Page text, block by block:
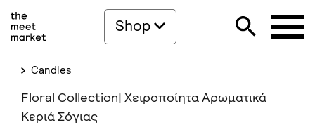
Shop
Candles
Floral Collection| Χειροποίητα Αρωματικά
Κεριά Σόγιας